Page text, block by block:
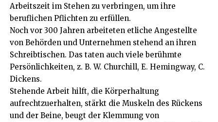
Arbeitszeit im Stehen zu verbringen, um ihre
beruflichen Pflichten zu erfüllen.
Noch vor 300 Jahren arbeiteten etliche Angestellte
von Behörden und Unternehmen stehend an ihren
Schreibtischen. Das taten auch viele berühmte
Persönlichkeiten, z. B. W. Churchill, E. Hemingway, C.
Dickens.
Stehende Arbeit hilft, die Körperhaltung
aufrechtzuerhalten, stärkt die Muskeln des Rückens
und der Beine, beugt der Klemmung von